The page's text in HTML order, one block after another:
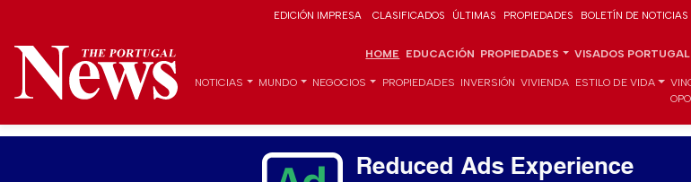
EDICIÓN IMPRESA CLASIFICADOS ÚLTIMAS PROPIEDADES BOLETÍN DE NOTICIAS
HOME EDUCACIÓN PROPIEDADES VISADOS PORTUGAL
NOTICIAS MUNDO NEGOCIOS PROPIEDADES INVERSIÓN VIVIENDA ESTILO DE VIDA
Reduced Ads Experience